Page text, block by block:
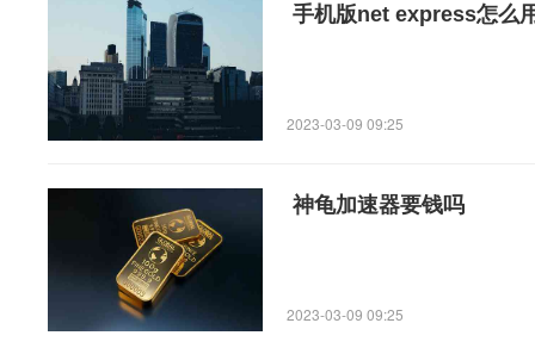
手机版net express怎么
2023-03-09 09:25
神龟加速器要钱吗
2023-03-09 09:25